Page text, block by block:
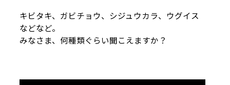
キビタキ、ガビチョウ、シジュウカラ、ウグイス
などなど。
みなさま、何種類ぐらい聞こえますか？